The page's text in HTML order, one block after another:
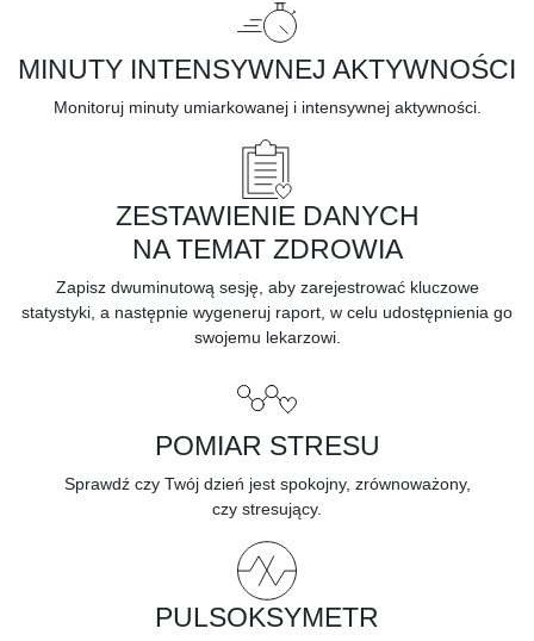
MINUTY INTENSYWNEJ AKTYWNOŚCI
Monitoruj minuty umiarkowanej i intensywnej aktywności.
ZESTAWIENIE DANYCH
NA TEMAT ZDROWIA
Zapisz dwuminutową sesję, aby zarejestrować kluczowe
statystyki, a następnie wygeneruj raport, w celu udostępnienia go
swojemu lekarzowi.
POMIAR STRESU
Sprawdź czy Twój dzień jest spokojny, zrównoważony,
czy stresujący.
PULSOKSYMETR